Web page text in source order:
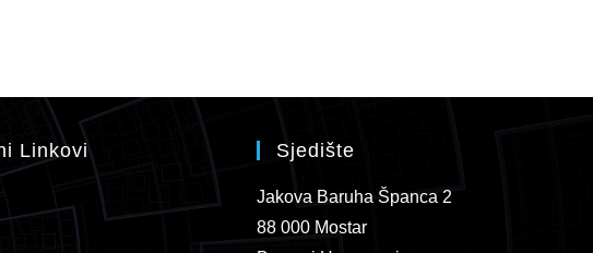
Linkovi Sjedište
Jakova Baruha Španca 2
88 000 Mostar